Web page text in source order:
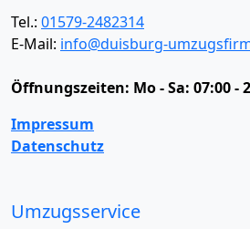
Tel.: 01579-2482314
E-Mail: info@duisburg-
Öffnungszeiten: Mo - Sa: 07:00 -
Impressum
Datenschutz
Umzugsservice